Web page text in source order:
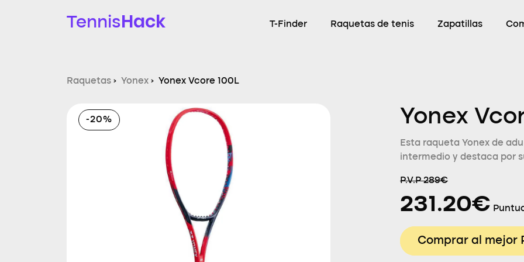
TennisHack T-Finder Raquetas de tenis Zapatillas
Raquetas › Yonex › Yonex Vcore 100L
-20% Yonex
Esta raqueta Yonex de
intermedio y destaca por
P.V.P 289€
231.20€
Comprar al mejor